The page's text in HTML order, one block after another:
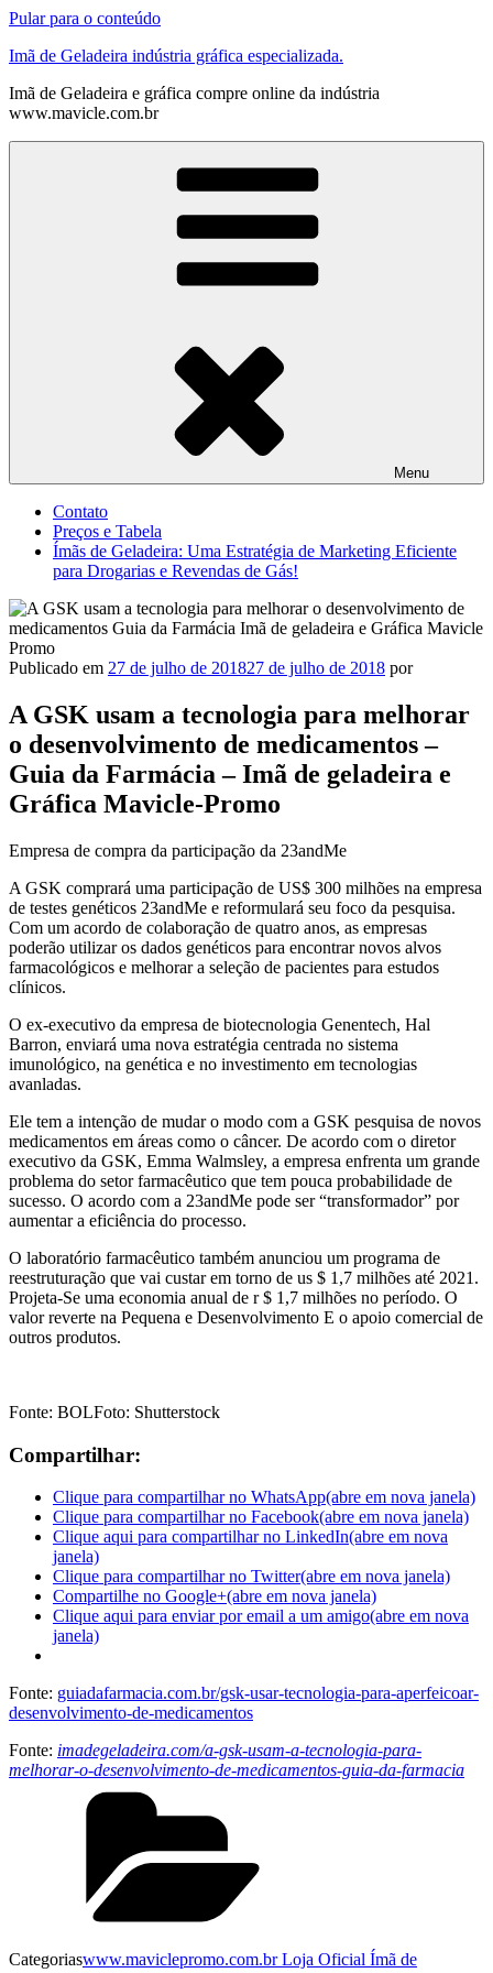
Pular para o conteúdo
Imã de Geladeira indústria gráfica especializada.
Imã de Geladeira e gráfica compre online da indústria
www.mavicle.com.br
Menu
Contato
Preços e Tabela
Ímãs de Geladeira: Uma Estratégia de Marketing Eficiente
para Drogarias e Revendas de Gás!
Publicado em 27 de julho de 201827 de julho de 2018 por
A GSK usam a tecnologia para melhorar
o desenvolvimento de medicamentos –
Guia da Farmácia – Imã de geladeira e
Gráfica Mavicle-Promo
Empresa de compra da participação da 23andMe
A GSK comprará uma participação de US$ 300 milhões na empresa
de testes genéticos 23andMe e reformulará seu foco da pesquisa.
Com um acordo de colaboração de quatro anos, as empresas
poderão utilizar os dados genéticos para encontrar novos alvos
farmacológicos e melhorar a seleção de pacientes para estudos
clínicos.
O ex-executivo da empresa de biotecnologia Genentech, Hal
Barron, enviará uma nova estratégia centrada no sistema
imunológico, na genética e no investimento em tecnologias
avanladas.
Ele tem a intenção de mudar o modo com a GSK pesquisa de novos
medicamentos em áreas como o câncer. De acordo com o diretor
executivo da GSK, Emma Walmsley, a empresa enfrenta um grande
problema do setor farmacêutico que tem pouca probabilidade de
sucesso. O acordo com a 23andMe pode ser “transformador” por
aumentar a eficiência do processo.
O laboratório farmacêutico também anunciou um programa de
reestruturação que vai custar em torno de us $ 1,7 milhões até 2021.
Projeta-Se uma economia anual de r $ 1,7 milhões no período. O
valor reverte na Pequena e Desenvolvimento E o apoio comercial de
outros produtos.
Fonte: BOLFoto: Shutterstock
Compartilhar:
Clique para compartilhar no WhatsApp(abre em nova janela)
Clique para compartilhar no Facebook(abre em nova janela)
Clique aqui para compartilhar no LinkedIn(abre em nova
janela)
Clique para compartilhar no Twitter(abre em nova janela)
Compartilhe no Google+(abre em nova janela)
Clique aqui para enviar por email a um amigo(abre em nova
janela)
Fonte: guiadafarmacia.com.br/gsk-usar-tecnologia-para-aperfeicoar-
desenvolvimento-de-medicamentos
Fonte: imadegeladeira.com/a-gsk-usam-a-tecnologia-para-
melhorar-o-desenvolvimento-de-medicamentos-guia-da-farmacia
Categoriaswww.maviclepromo.com.br Loja Oficial Ímã de